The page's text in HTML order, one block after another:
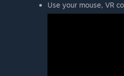
Use your mouse, VR